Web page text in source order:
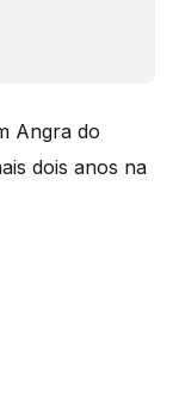
Angra do
dois anos na